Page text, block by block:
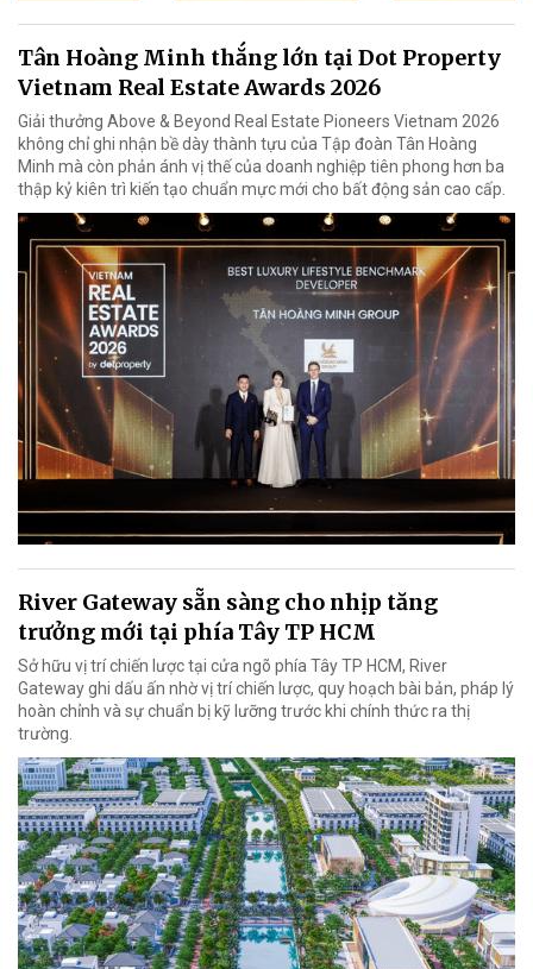
Tân Hoàng Minh thắng lớn tại Dot Property
Vietnam Real Estate Awards 2026
Giải thưởng Above & Beyond Real Estate Pioneers Vietnam 2026
không chỉ ghi nhận bề dày thành tựu của Tập đoàn Tân Hoàng
Minh mà còn phản ánh vị thế của doanh nghiệp tiên phong hơn ba
thập kỷ kiên trì kiến tạo chuẩn mực mới cho bất động sản cao cấp.
River Gateway sẵn sàng cho nhịp tăng
trưởng mới tại phía Tây TP HCM
Sở hữu vị trí chiến lược tại cửa ngõ phía Tây TP HCM, River
Gateway ghi dấu ấn nhờ vị trí chiến lược, quy hoạch bài bản, pháp lý
hoàn chỉnh và sự chuẩn bị kỹ lưỡng trước khi chính thức ra thị
trường.